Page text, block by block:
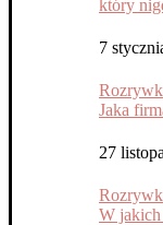
który
7
Jaka
27
W jakich